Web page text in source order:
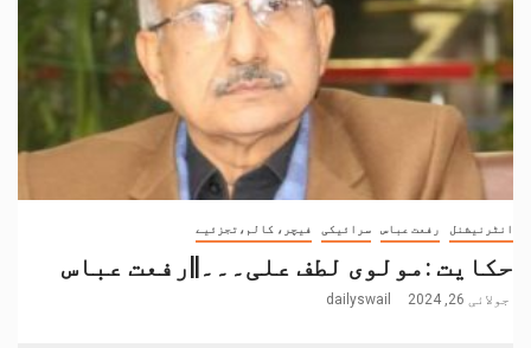
انٹرنیشنل رفعت عباس سرائیکی فیچر، کالم،تجزئیے
حکایت :مولوی لطف علی۔۔۔||رفعت عباس
جولائی 26, 2024 dailyswail